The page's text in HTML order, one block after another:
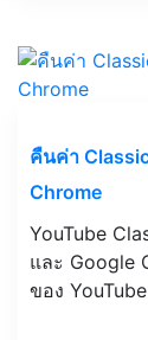
คืนค่า
Chrome
YouTube
และ Google
ของ